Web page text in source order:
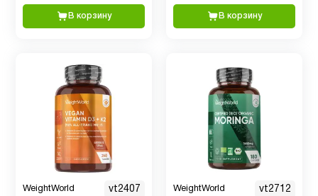
В корзину В корзину
WeightWorld vt2407 WeightWorld vt2712